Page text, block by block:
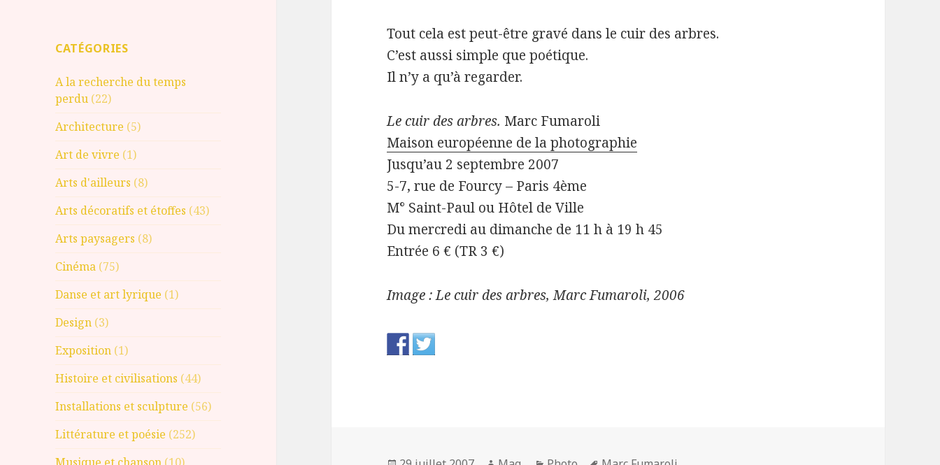
CATÉGORIES
A la recherche du temps
perdu (22)
Architecture (5)
Art de vivre (1)
Arts d'ailleurs (8)
Arts décoratifs et étoffes (43)
Arts paysagers (8)
Cinéma (75)
Danse et art lyrique (1)
Design (3)
Exposition (1)
Histoire et civilisations (44)
Installations et sculpture (56)
Littérature et poésie (252)
Tout cela est peut-être gravé dans le cuir des arbres.
C’est aussi simple que poétique.
Il n’y a qu’à regarder.
Le cuir des arbres. Marc Fumaroli
Maison européenne de la photographie
Jusqu’au 2 septembre 2007
5-7, rue de Fourcy – Paris 4ème
M° Saint-Paul ou Hôtel de Ville
Du mercredi au dimanche de 11 h à 19 h 45
Entrée 6 € (TR 3 €)
Image : Le cuir des arbres, Marc Fumaroli, 2006